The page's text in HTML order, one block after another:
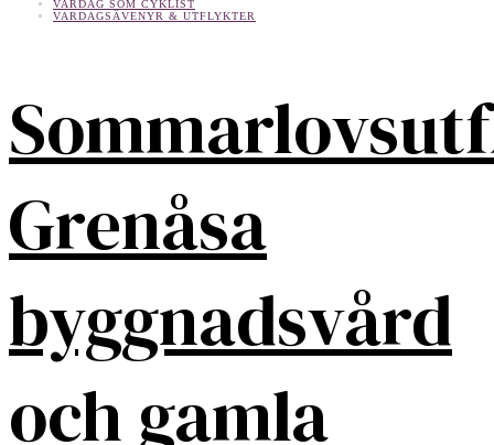
VARDAG SOM CYKLIST
VARDAGSÄVENYR & UTFLYKTER
Grenåsa
byggnadsvård
och gamla